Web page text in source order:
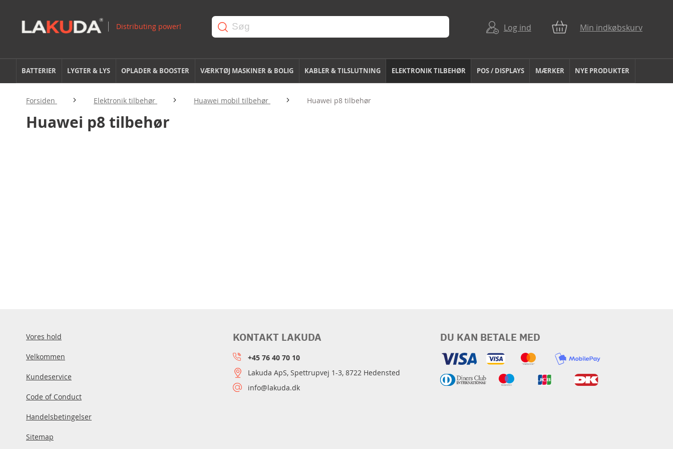
Log ind Min indkøbskurv
BATTERIER LYGTER & LYS OPLADER & BOOSTER VÆRKTØJ MASKINER & BOLIG KABLER & TILSLUTNING ELEKTRONIK TILBEHØR POS / DISPLAYS MÆRKER NYE PRODUKTER
Forsiden Elektronik tilbehør Huawei mobil tilbehør Huawei p8 tilbehør
Huawei p8 tilbehør
Vores hold
Velkommen
Kundeservice
Code of Conduct
Handelsbetingelser
Sitemap
DU KAN BETALE MED
KONTAKT LAKUDA
+45 76 40 70 10
Lakuda ApS, Spettrupvej 1-3, 8722 Hedensted
info@lakuda.dk